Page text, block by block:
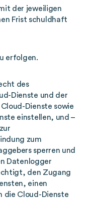
der jeweiligen
Frist schuldhaft
erfolgen.
des
Dienste und der
Dienste sowie
einstellen, und –
zum
sperren und
Datenlogger
den Zugang
einen
die Cloud-Dienste